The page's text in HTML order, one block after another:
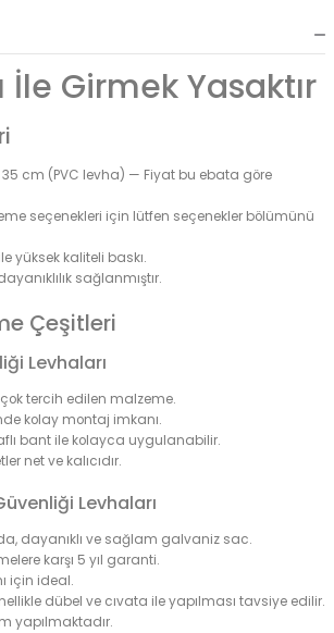
İle Girmek Yasaktır
cm (PVC levha) — Fiyat bu ebata göre
seçenekleri için lütfen seçenekler bölümünü
yüksek kaliteli baskı.
sağlanmıştır.
Çeşitleri
Levhaları
çok tercih edilen malzeme.
kolay montaj imkanı.
bant ile kolayca uygulanabilir.
net ve kalıcıdır.
Levhaları
dayanıklı ve sağlam galvaniz sac.
karşı 5 yıl garanti.
için ideal.
dübel ve cıvata ile yapılması tavsiye edilir.
yapılmaktadır.